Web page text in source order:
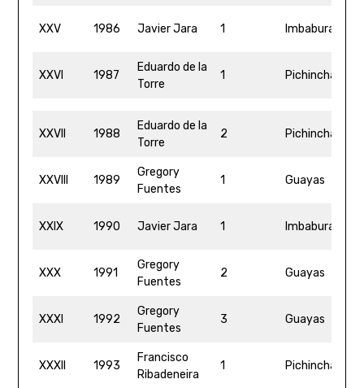
XXV 1986 Javier Jara 1 Imbabura
XXVI 1987
Eduardo de la
Torre
1 Pichincha
XXVII 1988
Eduardo de la
Torre
2 Pichincha
XXVIII 1989
Gregory
Fuentes
1 Guayas
XXIX 1990 Javier Jara 1 Imbabura
XXX 1991
Gregory
Fuentes
2 Guayas
XXXI 1992
Gregory
Fuentes
3 Guayas
XXXII 1993
Francisco
Ribadeneira
1 Pichincha